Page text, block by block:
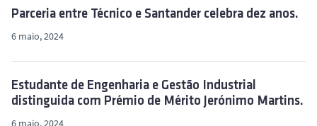
Parceria entre Técnico e Santander celebra dez anos.
6 maio, 2024
Estudante de Engenharia e Gestão Industrial
distinguida com Prémio de Mérito Jerónimo Martins.
6 maio, 2024